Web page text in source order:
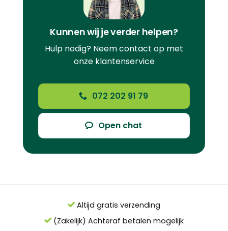
Kunnen wij je verder helpen?
Hulp nodig? Neem contact op met
onze klantenservice
072 202 91 79
Open chat
Altijd gratis verzending
(Zakelijk) Achteraf betalen mogelijk